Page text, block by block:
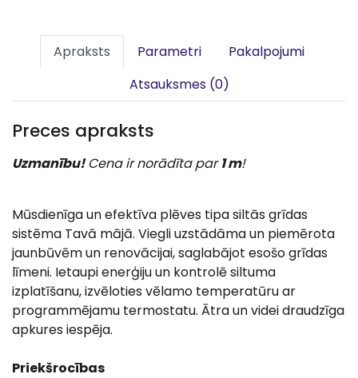
Apraksts Parametri
Pakalpojumi
Atsauksmes (0)
Preces apraksts
Uzmanību!Cena ir norādīta par1 m!
Mūsdienīga un efektīva plēves tipa siltās grīdas
sistēma Tavā mājā. Viegli uzstādāma un piemērota
jaunbūvēm un renovācijai, saglabājot esošo grīdas
līmeni. Ietaupi enerģiju un kontrolē siltuma
izplatīšanu, izvēloties vēlamo temperatūru ar
programmējamu termostatu. Ātra un videi draudzīga
apkures iespēja.
Priekšrocības